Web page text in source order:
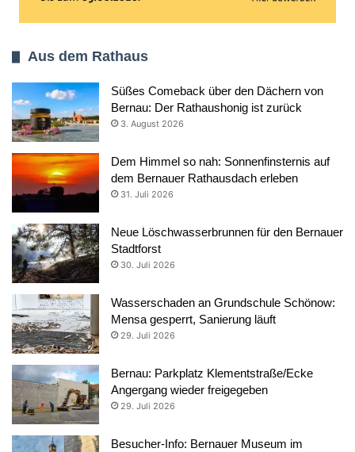
Aus dem Rathaus
Süßes Comeback über den Dächern von
Bernau: Der Rathaushonig ist zurück
3. August 2026
Dem Himmel so nah: Sonnenfinsternis auf
dem Bernauer Rathausdach erleben
31. Juli 2026
Neue Löschwasserbrunnen für den Bernauer
Stadtforst
30. Juli 2026
Wasserschaden an Grundschule Schönow:
Mensa gesperrt, Sanierung läuft
29. Juli 2026
Bernau: Parkplatz Klementstraße/Ecke
Angergang wieder freigegeben
29. Juli 2026
Besucher-Info: Bernauer Museum im